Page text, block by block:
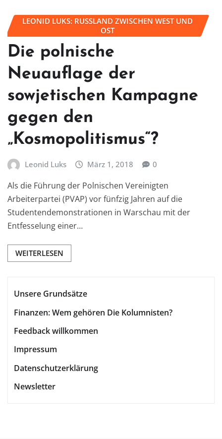
LEONID LUKS: RUSSLAND ZWISCHEN WEST UND
OST
Die polnische
Neuauflage der
sowjetischen Kampagne
gegen den
„Kosmopolitismus“?
Leonid Luks März 1, 2018 0
Als die Führung der Polnischen Vereinigten
Arbeiterpartei (PVAP) vor fünfzig Jahren auf die
Studentendemonstrationen in Warschau mit der
Entfesselung einer…
WEITERLESEN
Unsere Grundsätze
Finanzen: Wem gehören Die Kolumnisten?
Feedback willkommen
Impressum
Datenschutzerklärung
Newsletter